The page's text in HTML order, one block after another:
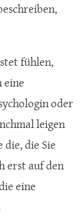
fühlen,
eine
oder
leigen
die Sie
erst auf den
eine